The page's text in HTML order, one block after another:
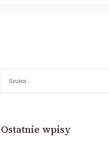
Ostatnie wpisy